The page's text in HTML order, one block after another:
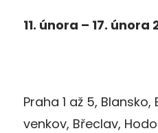
11. února – 17. února
Praha 1 až 5,
venkov, Břeclav,